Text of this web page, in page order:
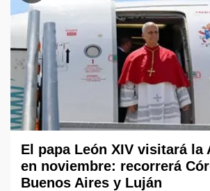
El papa León XIV visitará la
en noviembre: recorrerá
Buenos Aires y Luján